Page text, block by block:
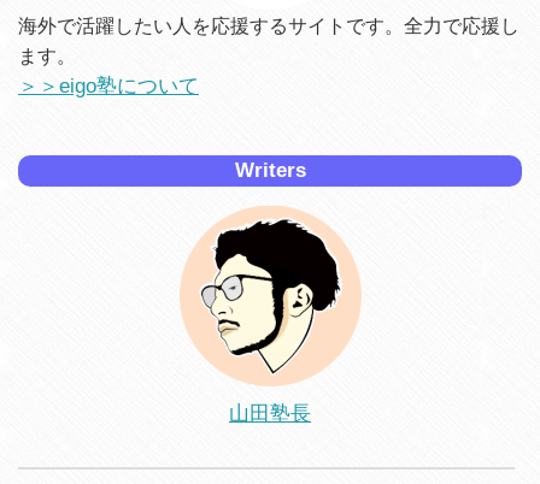
海外で活躍したい人を応援するサイトです。全力で応援し
ます。
＞＞eigo塾について
Writers
山田塾長